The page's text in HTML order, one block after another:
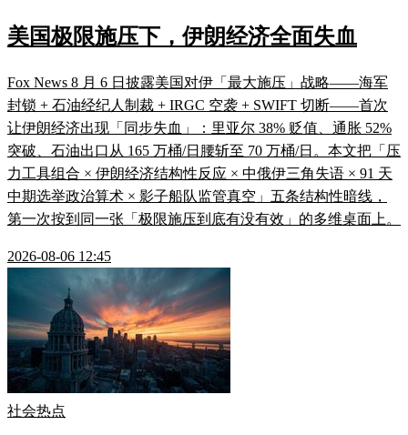
美国极限施压下，伊朗经济全面失血
Fox News 8 月 6 日披露美国对伊「最大施压」战略——海军
封锁 + 石油经纪人制裁 + IRGC 空袭 + SWIFT 切断——首次
让伊朗经济出现「同步失血」：里亚尔 38% 贬值、通胀 52%
突破、石油出口从 165 万桶/日腰斩至 70 万桶/日。本文把「压
力工具组合 × 伊朗经济结构性反应 × 中俄伊三角失语 × 91 天
中期选举政治算术 × 影子船队监管真空」五条结构性暗线，
第一次按到同一张「极限施压到底有没有效」的多维桌面上。
2026-08-06 12:45
社会热点